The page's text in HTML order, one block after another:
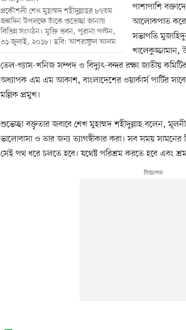
প্রকৌশলী শেখ মুহাম্মদ শহীদুল্লাহর ৮৭তম
জন্মদিন উপলক্ষে তাঁকে শুভেচ্ছা জানায়
বিভিন্ন সংগঠন। মুক্তি ভবন, পুরানা পল্টন,
৩১ জুলাই, ২০১৮। ছবি: আশরাফুল আলম
পাশাপাশি
আলোকপাত
সভাপতি
খালেকুজ্জামান,
তেল-গ্যাস-খনিজ সম্পদ ও বিদ্যুৎ-বন্দর রক্ষা জাতীয়
অধ্যাপক এম এম আকাশ, বাংলাদেশের ওয়ার্কার্স পার্টির
মল্লিক প্রমুখ।
শুভেচ্ছা বক্তৃতার জবাবে শেখ মুহাম্মদ শহীদুল্লাহ বলেন,
ভালোবাসা ও তার জন্য ত্যাগস্বীকার করা। সব সময়
সেই পথ ধরে চলতে হবে। যথেষ্ট পরিশ্রম করতে হবে এবং